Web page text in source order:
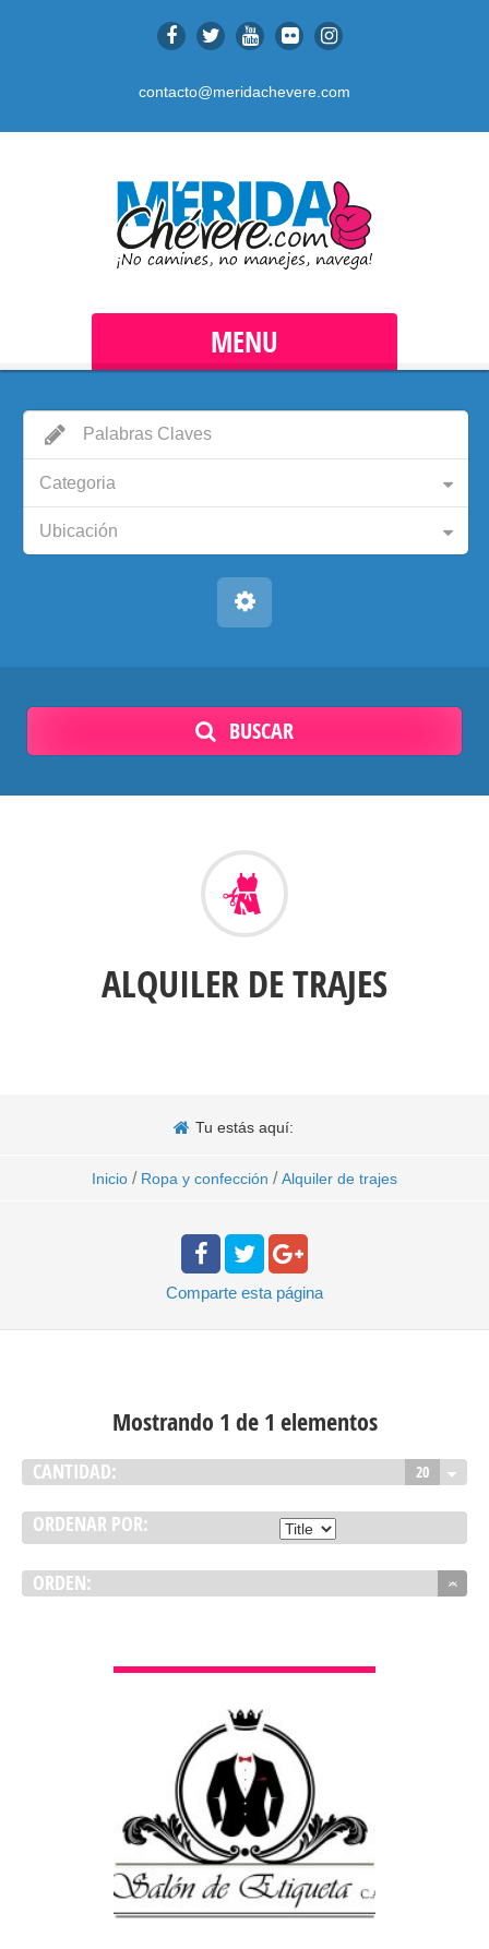
contacto@meridachevere.com
MENU
Categoria
Ubicación
BUSCAR
ALQUILER DE TRAJES
Tu estás aquí:
Inicio / Ropa y confección / Alquiler de trajes
Comparte esta página
Mostrando 1 de 1 elementos
CANTIDAD: 20
ORDENAR POR:
ORDEN: